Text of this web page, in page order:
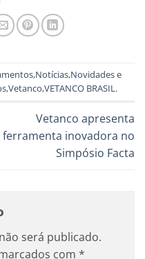
,Notícias,Novidadese
,Vetanco,VETANCO BRASIL.
Vetanco apresenta
ferramenta inovadora no
Simpósio Facta
será publicado.
com *